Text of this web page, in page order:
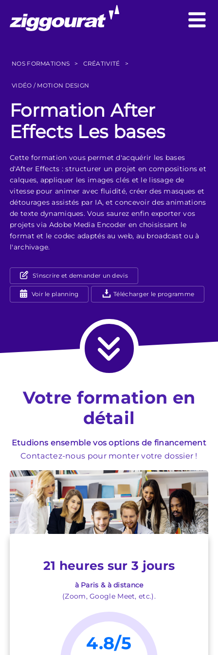
NOS FORMATIONS > CRÉATIVITÉ >
VIDÉO / MOTION DESIGN
Formation After
Effects Les bases
Cette formation vous permet d'acquérir les bases
d'After Effects : structurer un projet en compositions et
calques, appliquer les images clés et le lissage de
vitesse pour animer avec fluidité, créer des masques et
détourages assistés par IA, et concevoir des animations
de texte dynamiques. Vous saurez enfin exporter vos
projets via Adobe Media Encoder en choisissant le
format et le codec adaptés au web, au broadcast ou à
l'archivage.
S'inscrire et demander un devis
Voir le planning Télécharger le programme
Votre formation en
détail
Etudions ensemble vos options de financement
Contactez-nous pour monter votre dossier !
21 heures sur 3 jours
à Paris & à distance
(Zoom, Google Meet, etc.).
4.8/5